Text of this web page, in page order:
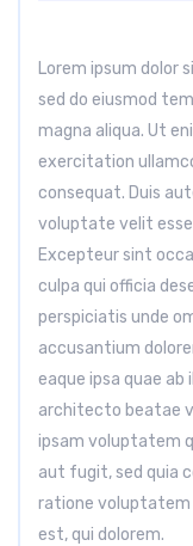
Lorem ipsum dolor
sed do eiusmod
magna aliqua. Ut
exercitation
consequat. Duis
voluptate velit
Excepteur sint
culpa qui officia
perspiciatis unde
accusantium
eaque ipsa quae
architecto beatae
ipsam voluptatem
aut fugit, sed quia
ratione voluptatem
est, qui dolorem.